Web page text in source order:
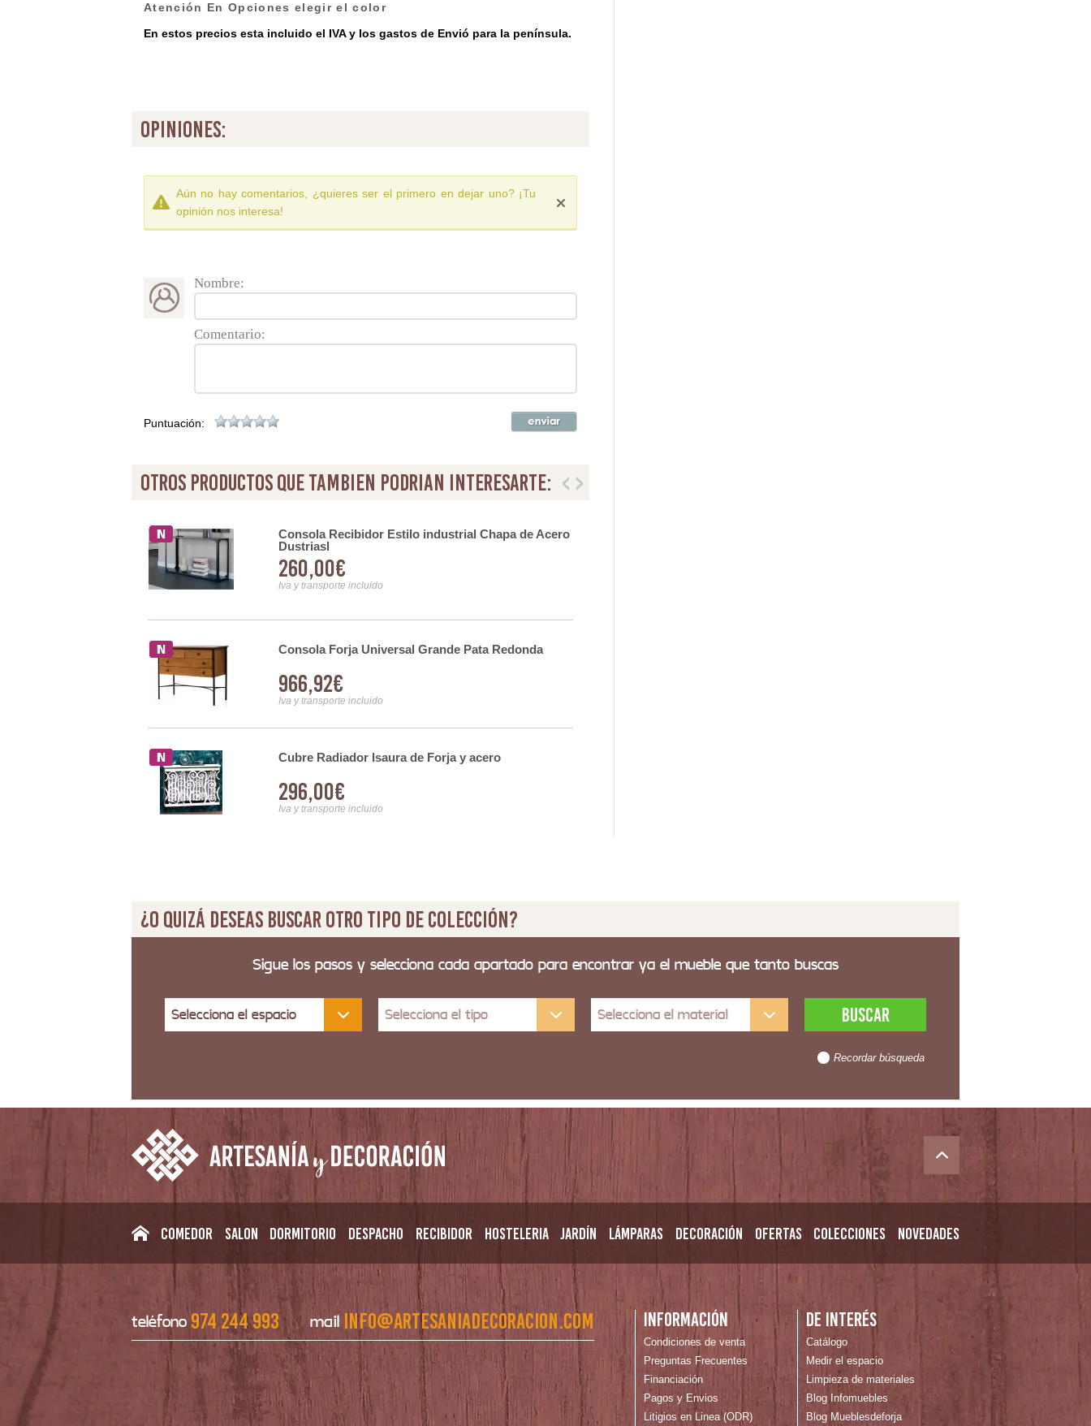
Atención En Opciones elegir el color
En estos precios esta incluido el IVA y los gastos de Envió para la península.
opiniones:
Aún no hay comentarios, ¿quieres ser el primero en dejar uno? ¡Tu
opinión nos interesa!
Nombre:
Comentario:
Puntuación:
otros productos que tambien podrian interesarte:
Consola Recibidor Estilo industrial Chapa de Acero
Dustriasl
260,00€
Iva y transporte incluido
Consola Forja Universal Grande Pata Redonda
966,92€
Iva y transporte incluido
Cubre Radiador Isaura de Forja y acero
296,00€
Iva y transporte incluido
¿O quizá deseas buscar otro tipo de colección?
Sigue los pasos y selecciona cada apartado para encontrar ya el mueble que tanto buscas
Selecciona el espacio Selecciona el tipo Selecciona el material
Recordar búsqueda
Comedor Salon Dormitorio Despacho Recibidor Hosteleria Jardín Lámparas Decoración Ofertas Colecciones Novedades
teléfono974 244 993 mail info@artesaniadecoracion.com Información
Condiciones de venta
Preguntas Frecuentes
Financiación
Pagos y Envios
Litigios en Linea (ODR)
De interés
Catálogo
Medir el espacio
Limpieza de materiales
Blog Infomuebles
Blog Mueblesdeforja